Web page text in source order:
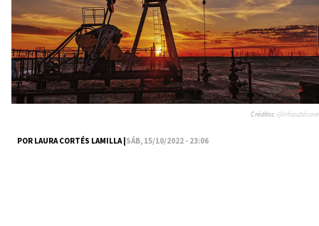
POR LAURA CORTÉS LAMILLA |SÁB, 15/10/2022 - 23:06
Créditos:@infopublicave